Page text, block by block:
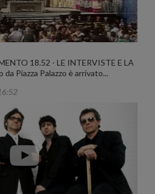
18.52 - LE INTERVISTE E LA
Piazza Palazzo è arrivato...